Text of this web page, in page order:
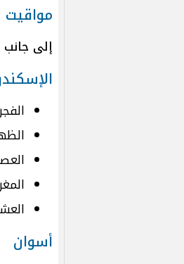
إلى
الفجر: 4:32
الظهر:
العصر:
المغرب:
العشاء:
أسوان